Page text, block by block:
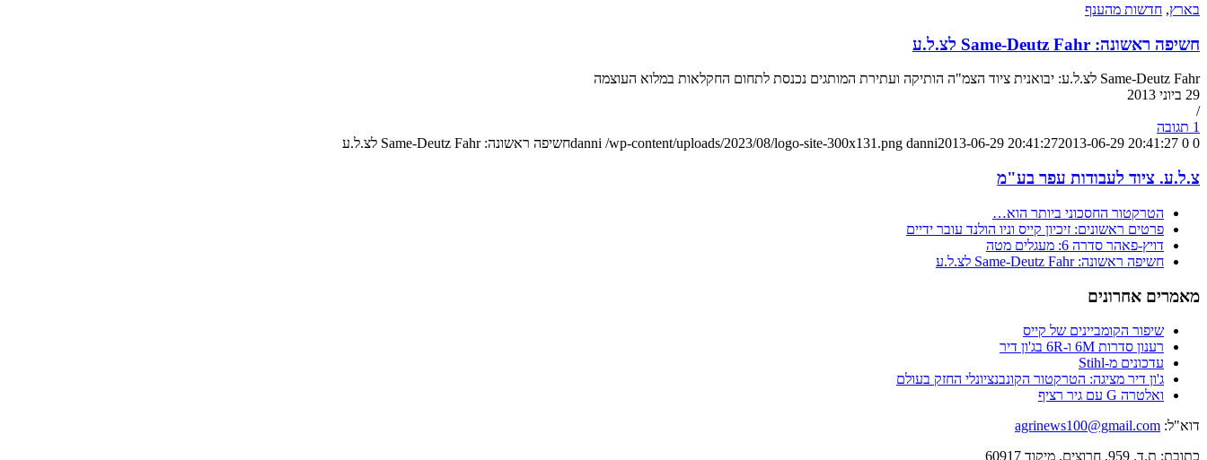
בארץ, חדשות מהענף
חשיפה ראשונה: Same-Deutz Fahr לצ.ל.ע
Same-Deutz Fahr לצ.ל.ע: יבואנית ציוד הצמ"ה הותיקה ועתירת המותגים נכנסת לתחום החקלאות במלוא העוצמה
29 ביוני 2013
/
1 תגובה
0
0
danni /wp-content/uploads/2023/08/logo-site-300x131.png danni2013-06-29 20:41:272013-06-29 20:41:27 חשיפה ראשונה: Same-Deutz Fahr לצ.ל.ע
צ.ל.ע. ציוד לעבודות עפר בע"מ
הטרקטור החסכוני ביותר הוא…
פרטים ראשונים: זיכיון קייס וניו הולנד עובר ידיים
דויץ-פאהר סדרה 6: מעגלים מטה
חשיפה ראשונה: Same-Deutz Fahr לצ.ל.ע
מאמרים אחרונים
שיפור הקומביינים של קייס
רענון סדרות 6M ו-6R בג'ון דיר
עדכונים מ-Stihl
ג'ון דיר מציגה: הטרקטור הקונבנציונלי החזק בעולם
ואלטרה G עם גיר רציף
דוא"ל: agrinews100@gmail.com
כתובת: ת.ד. 959, חרוצים, מיקוד 60917